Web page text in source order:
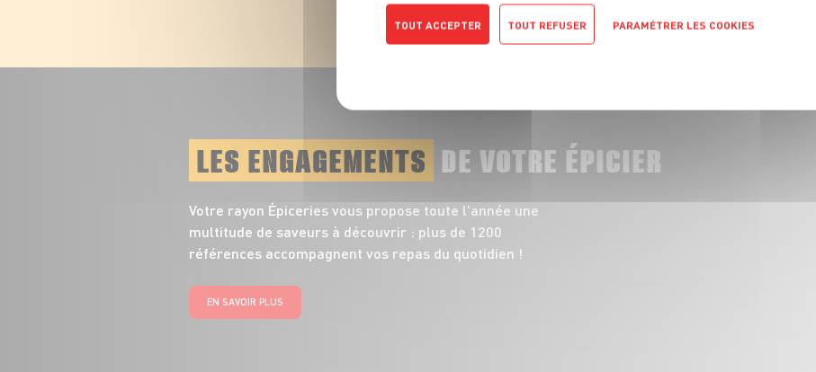
TOUT VOIR
LES ENGAGEMENTS DE VOTRE ÉPICIER
Votre rayon Épiceries vous propose toute l'année une
multitude de saveurs à découvrir : plus de 1200
références accompagnent vos repas du quotidien !
EN SAVOIR PLUS
TOUT ACCEPTER TOUT REFUSER PARAMÉTRER LES COOKIES